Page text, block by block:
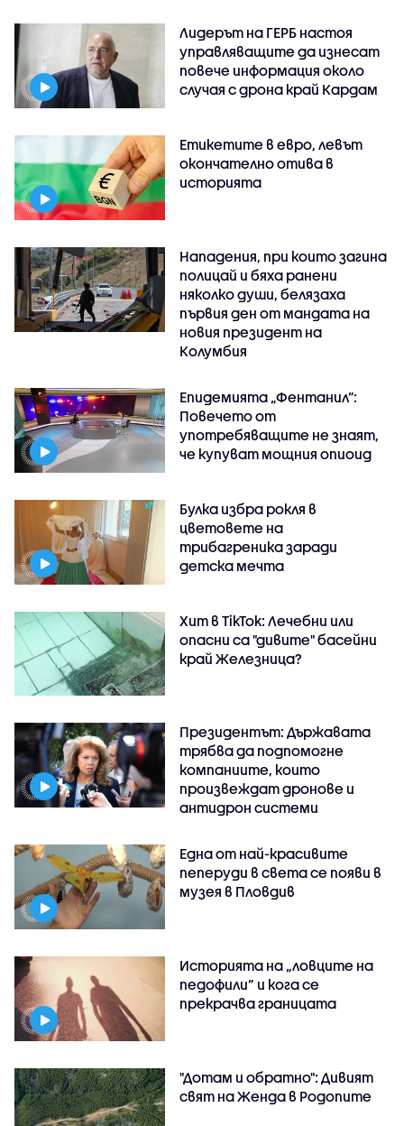
Лидерът на ГЕРБ настоя
управляващите да изнесат
повече информация около
случая с дрона край Кардам
Етикетите в евро, левът
окончателно отива в
историята
Нападения, при които загина
полицай и бяха ранени
няколко души, белязаха
първия ден от мандата на
новия президент на
Колумбия
Епидемията „Фентанил”:
Повечето от
употребяващите не знаят,
че купуват мощния опиоид
Булка избра рокля в
цветовете на
трибагреника заради
детска мечта
Хит в TikTok: Лечебни или
опасни са "дивите" басейни
край Железница?
Президентът: Държавата
трябва да подпомогне
компаниите, които
произвеждат дронове и
антидрон системи
Една от най-красивите
пеперуди в света се появи в
музея в Пловдив
Историята на „ловците на
педофили” и кога се
прекрачва границата
"Дотам и обратно": Дивият
свят на Женда в Родопите